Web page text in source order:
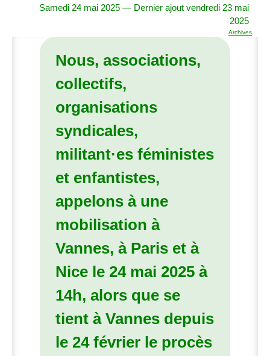
Samedi 24 mai 2025 — Dernier ajout vendredi 23 mai
2025
Archives
Nous, associations,
collectifs,
organisations
syndicales,
militant·es féministes
et enfantistes,
appelons à une
mobilisation à
Vannes, à Paris et à
Nice le 24 mai 2025 à
14h, alors que se
tient à Vannes depuis
le 24 février le procès